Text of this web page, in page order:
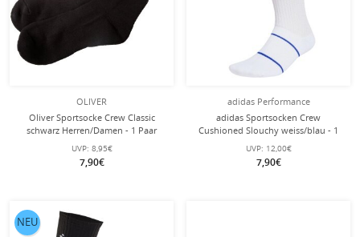
OLIVER
Oliver Sportsocke Crew Classic
schwarz Herren/Damen - 1 Paar
UVP: 8,95€
7,90€
adidas Performance
adidas Sportsocken Crew
Cushioned Slouchy weiss/blau - 1
Paar
UVP: 12,00€
7,90€
NEU